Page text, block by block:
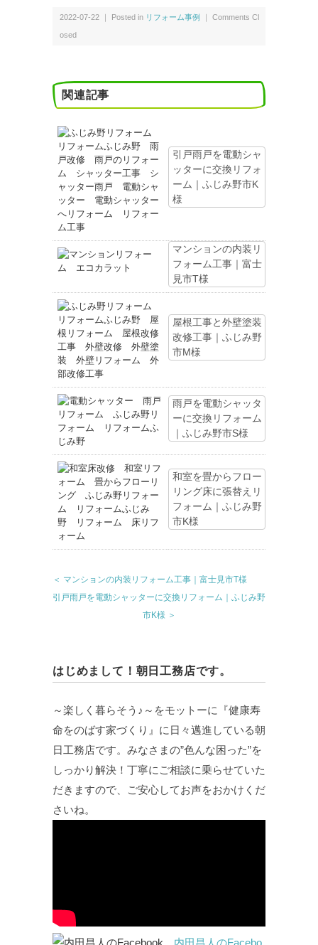
2022-07-22 ｜ Posted in リフォーム事例 ｜ Comments Cl
osed
関連記事
引戸雨戸を電動シャ
ッターに交換リフォ
ーム｜ふじみ野市K
様
マンションの内装リ
フォーム工事｜富士
見市T様
屋根工事と外壁塗装
改修工事｜ふじみ野
市M様
雨戸を電動シャッタ
ーに交換リフォーム
｜ふじみ野市S様
和室を畳からフロー
リング床に張替えリ
フォーム｜ふじみ野
市K様
＜ マンションの内装リフォーム工事｜富士見市T様
引戸雨戸を電動シャッターに交換リフォーム｜ふじみ野
市K様 ＞
はじめまして！朝日工務店です。
～楽しく暮らそう♪～をモットーに『健康寿
命をのばす家づくり』に日々邁進している朝
日工務店です。みなさまの”色んな困った”を
しっかり解決！丁寧にご相談に乗らせていた
だきますので、ご安心してお声をおかけくだ
さいね。
内田昌人のFacebo